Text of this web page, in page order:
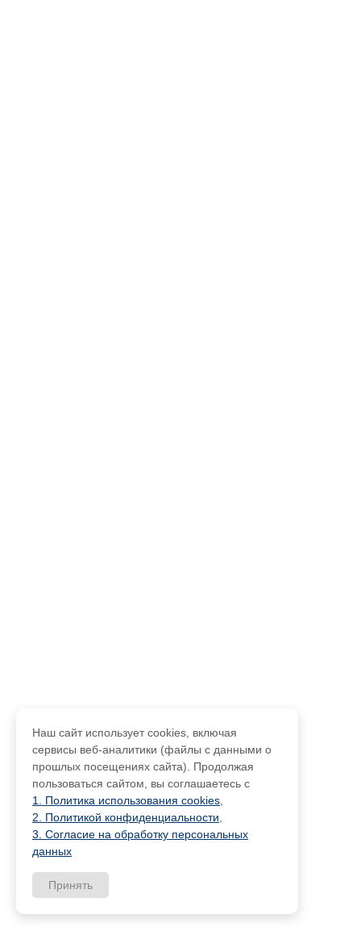
Наш сайт использует cookies, включая
сервисы веб-аналитики (файлы с данными о
прошлых посещениях сайта). Продолжая
пользоваться сайтом, вы соглашаетесь с
1. Политика использования cookies
2. Политикой конфиденциальности
3. Согласие на обработку персональных
данных
Принять